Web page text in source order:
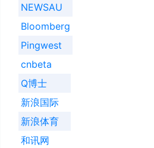
NEWSAU
Bloomberg
Pingwest
cnbeta
Q博士
新浪国际
新浪体育
和讯网